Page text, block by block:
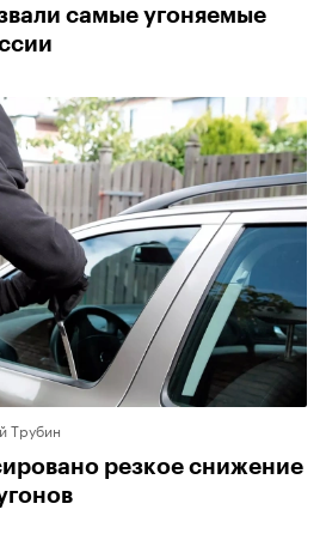
самые угоняемые
Трубин
резкое снижение